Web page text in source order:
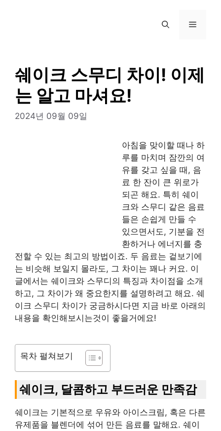
메
쉐이크 스무디 차이! 이제
는 알고 마셔요!
2024년 09월 09일
아침을 맞이할 때나 하
루를 마치며 잠깐의 여
유를 갖고 싶을 때, 음
료 한 잔이 큰 위로가
되곤 해요. 특히 쉐이
크와 스무디 같은 음료
들은 손쉽게 만들 수
있으면서도, 기분을 전
환하거나 에너지를 충
전할 수 있는 최고의 방법이죠. 두 음료는 겉보기에
는 비슷해 보일지 몰라도, 그 차이는 꽤나 커요. 이
글에서는 쉐이크와 스무디의 특징과 차이점을 소개
하고, 그 차이가 왜 중요한지를 설명하려고 해요. 쉐
이크 스무디 차이가 궁금하시다면 지금 바로 아래의
내용을 확인해보시는것이 좋을거에요!
목차 펼쳐보기
쉐이크, 달콤하고 부드러운 만족감
쉐이크는 기본적으로 우유와 아이스크림, 혹은 다른
유제품을 블렌더에 섞어 만든 음료를 말해요. 쉐이